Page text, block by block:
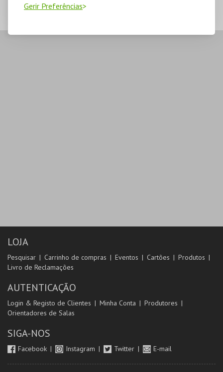
Gerir Preferências
LOJA
Pesquisar Carrinho de compras Eventos Cartões
Produtos
Livro de Reclamações
AUTENTICAÇÃO
Login & Registo de Clientes Minha Conta
Produtores
Orientadores de Salas
SIGA-NOS
Facebook Instagram Twitter E-mail